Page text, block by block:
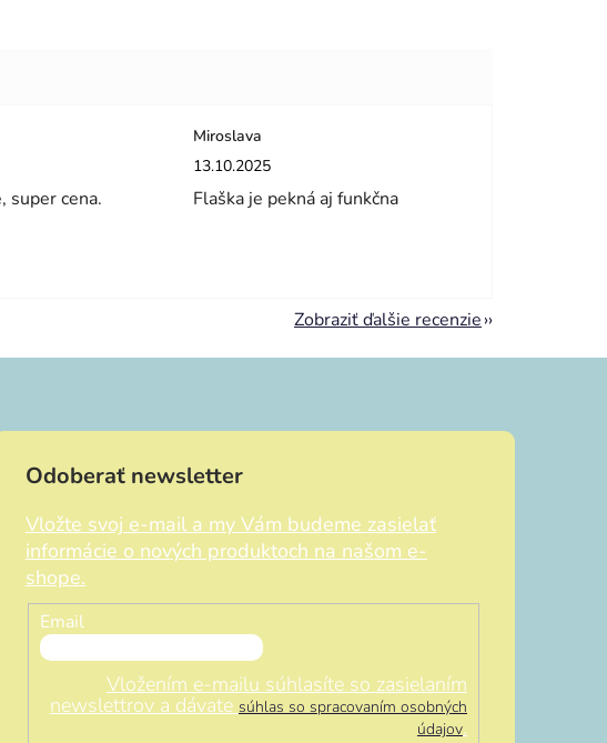
je 5 z 5 hviezdičiek.
super cena.
Miroslava
Hodnotenie obchodu je 5 z 5 hviezdičiek.
13.10.2025
Flaška je pekná aj funkčna
Zobraziť ďalšie recenzie
Odoberať newsletter
Vložte svoj e-mail a my Vám budeme zasielať
informácie o nových produktoch na našom e-
shope.
Email
Vložením e-mailu súhlasíte so zasielaním
newslettrov a dávate súhlas so spracovaním osobných
údajov.